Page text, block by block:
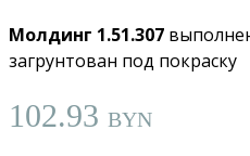
Молдинг 1.51.307
загрунтован под покраску
102.93 BYN